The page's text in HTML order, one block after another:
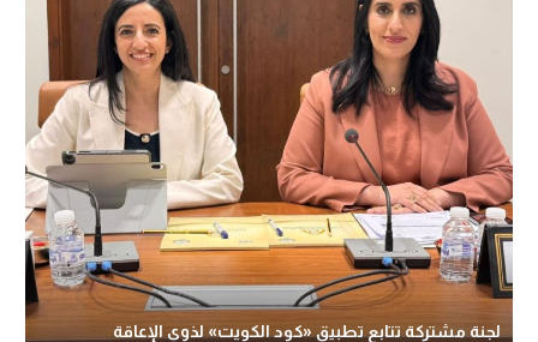
لجنة مشتركة تتابع تطبيق «كود الكويت» لذوي الإعاقة